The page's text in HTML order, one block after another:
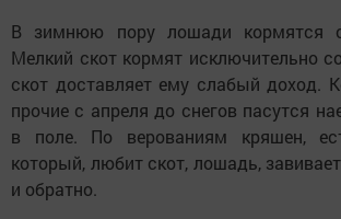
В зимнюю пору лошади кормятся
Мелкий скот кормят исключительно
скот доставляет ему слабый доход.
прочие с апреля до снегов пасутся
в поле. По верованиям кряшен,
который, любит скот, лошадь,
и обратно.